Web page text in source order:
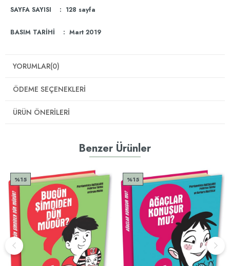
SAYFA SAYISI : 128 sayfa
BASIM TARİHİ : Mart 2019
YORUMLAR(0)
ÖDEME SEÇENEKLERI
ÜRÜN ÖNERILERI
Benzer Ürünler
%15 %15